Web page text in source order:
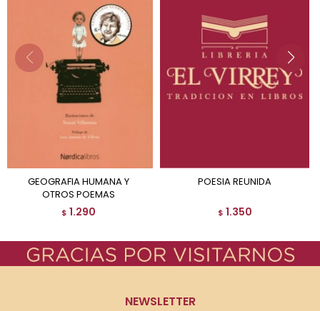
GEOGRAFIA HUMANA Y
OTROS POEMAS
$ 1.290
POESIA REUNIDA
$ 1.350
NEWSLETTER